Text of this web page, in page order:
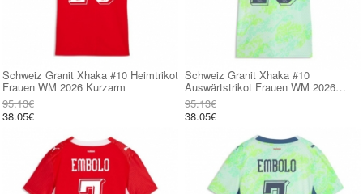
Schweiz Granit Xhaka #10 Heimtrikot
Frauen WM 2026 Kurzarm
95.13€
38.05€
Schweiz Granit Xhaka #10
Auswärtstrikot Frauen WM 2026
Kurzarm
95.13€
38.05€